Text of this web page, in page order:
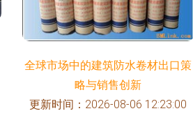
全球市场中的建筑防水卷材出口策
略与销售创新
更新时间：2026-08-06 12:23:00